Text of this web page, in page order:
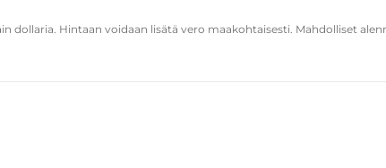
dollaria. Hintaan voidaan lisätä vero maakohtaisesti. Mahdolliset